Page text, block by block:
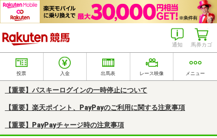
馬券カゴ
通知
投票 入金 出馬表 レース映像 メニュー
【重要】パスキーログインの一時停止について
【重要】楽天ポイント、PayPayのご利用に関する注意事項
【重要】PayPayチャージ時の注意事項